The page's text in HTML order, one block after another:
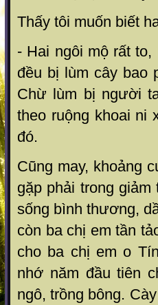
Thấy tôi muốn biết
- Hai ngôi mộ rất
đều bị lùm cây bao
Chừ lùm bị người
theo ruộng khoai ni
đó.
Cũng may, khoảng
gặp phải trong
sống bình thương,
còn ba chị em tần
cho ba chị em o
nhớ năm đầu tiên
ngô, trồng bông.